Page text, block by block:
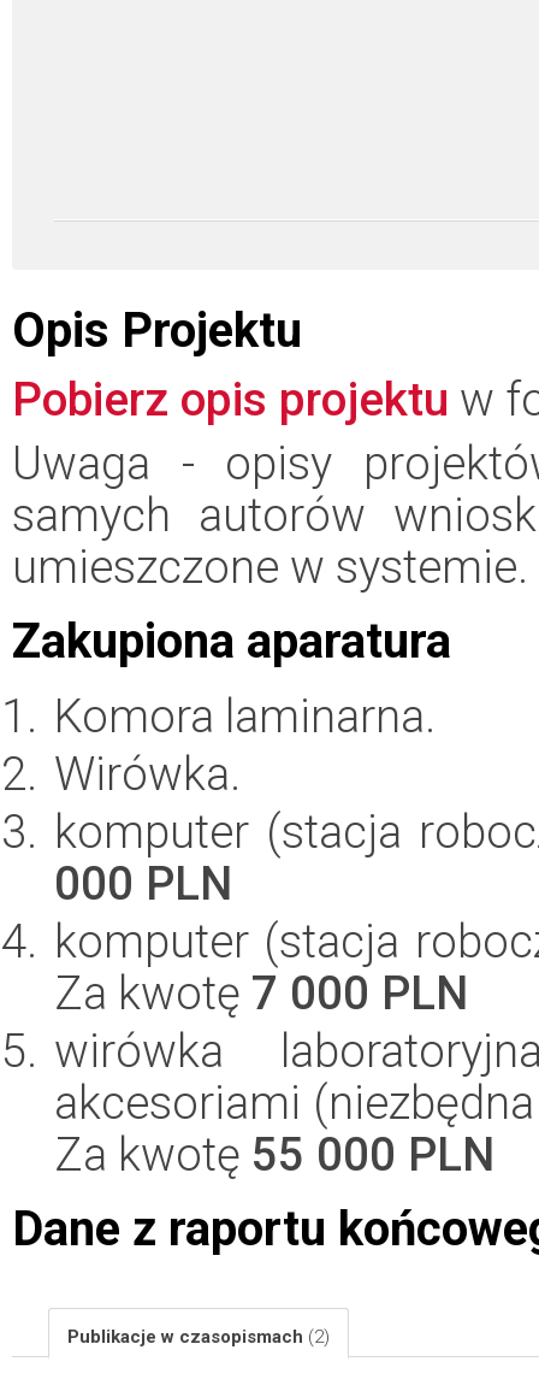
Opis Projektu
Pobierz opis projektu w
Uwaga - opisy
samych autorów
umieszczone w systemie.
Zakupiona aparatura
Komora laminarna.
Wirówka.
komputer (stacja
000 PLN
komputer (stacja
Za kwotę 7 000 PLN
wirówka
akcesoriami
Za kwotę 55 000 PLN
Dane z raportu
Publikacje w czasopismach (2)